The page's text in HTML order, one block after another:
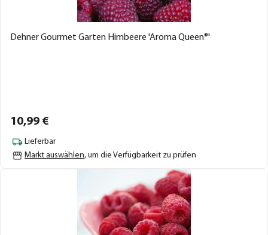
Dehner Gourmet Garten Himbeere 'Aroma Queen®'
10,99 €
Lieferbar
Markt auswählen, um die Verfügbarkeit zu prüfen